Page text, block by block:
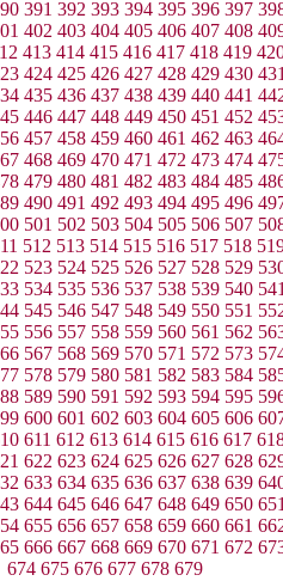
391 392 393 394 395 396 397
402 403 404 405 406 407 408
413 414 415 416 417 418 419
424 425 426 427 428 429 430
435 436 437 438 439 440 441
446 447 448 449 450 451 452
457 458 459 460 461 462 463
468 469 470 471 472 473 474
479 480 481 482 483 484 485
490 491 492 493 494 495 496
501 502 503 504 505 506 507
512 513 514 515 516 517 518
523 524 525 526 527 528 529
534 535 536 537 538 539 540
545 546 547 548 549 550 551
556 557 558 559 560 561 562
567 568 569 570 571 572 573
578 579 580 581 582 583 584
589 590 591 592 593 594 595
600 601 602 603 604 605 606
611 612 613 614 615 616 617
622 623 624 625 626 627 628
633 634 635 636 637 638 639
644 645 646 647 648 649 650
655 656 657 658 659 660 661
666 667 668 669 670 671 672
674 675 676 677 678 679